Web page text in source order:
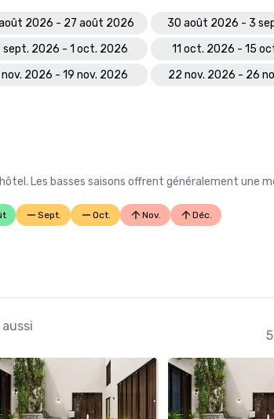
2026 - 27 août 2026
30 août 2026 - 3
sept. 2026 - 1 oct. 2026
11 oct. 2026 - 15
nov. 2026 - 19 nov. 2026
22 nov. 2026 - 26
Les basses saisons offrent généralement une
Sept. Oct. Nov. Déc.